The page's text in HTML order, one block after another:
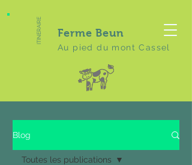
ITINERAIRE Ferme Beun
Au pied du mont Cassel
Blog
Toutes les publications